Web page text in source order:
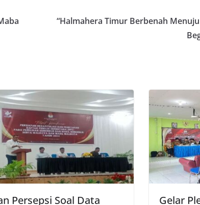
“Halmahera Timur Berbenah
Persepsi Soal Data Gelar